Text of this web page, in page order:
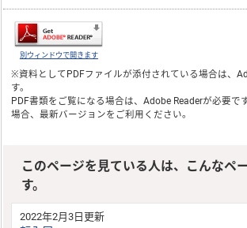
別ウィンドウで開きます
※資料としてPDFファイルが添付されている場合は、
す。
PDF書類をご覧になる場合は、Adobe Readerが必要で
場合、最新バージョンをご利用ください。
このページを見ている人は、こんなペ
す。
2022年2月3日更新